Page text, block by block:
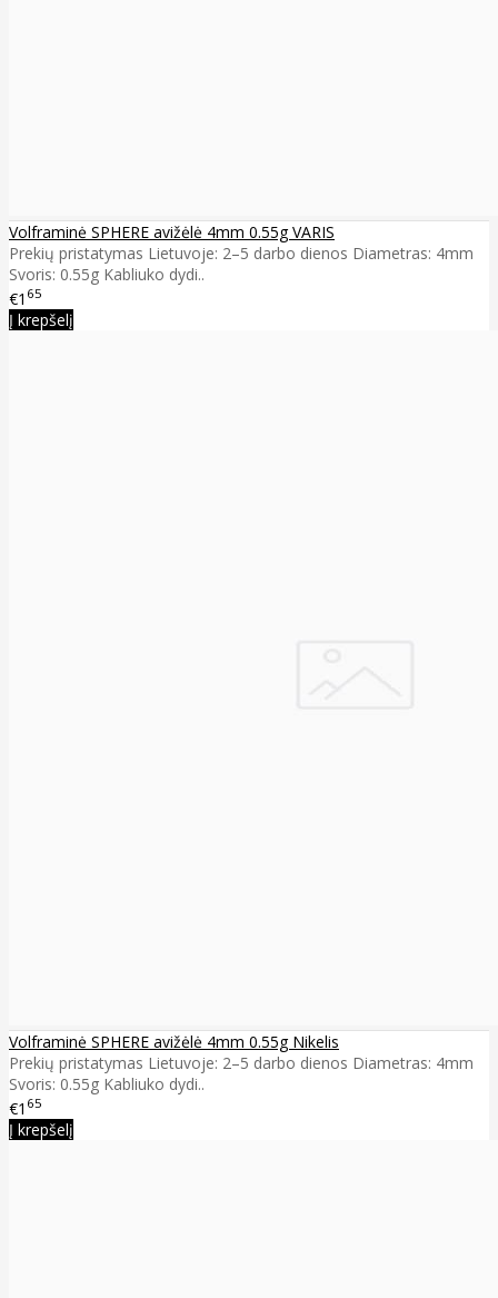
Volframinė SPHERE avižėlė 4mm 0.55g VARIS
Prekių pristatymas Lietuvoje: 2–5 darbo dienos Diametras: 4mm
Svoris: 0.55g Kabliuko dydi..
€1 65
Į krepšelį
Volframinė SPHERE avižėlė 4mm 0.55g Nikelis
Prekių pristatymas Lietuvoje: 2–5 darbo dienos Diametras: 4mm
Svoris: 0.55g Kabliuko dydi..
€1 65
Į krepšelį